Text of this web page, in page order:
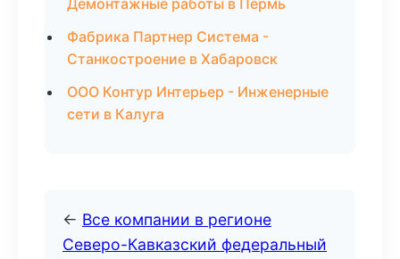
Демонтажные работы в Пермь
Фабрика Партнер Система -
Станкостроение в Хабаровск
ООО Контур Интерьер - Инженерные
сети в Калуга
← Все компании в регионе
Северо-Кавказский федеральный